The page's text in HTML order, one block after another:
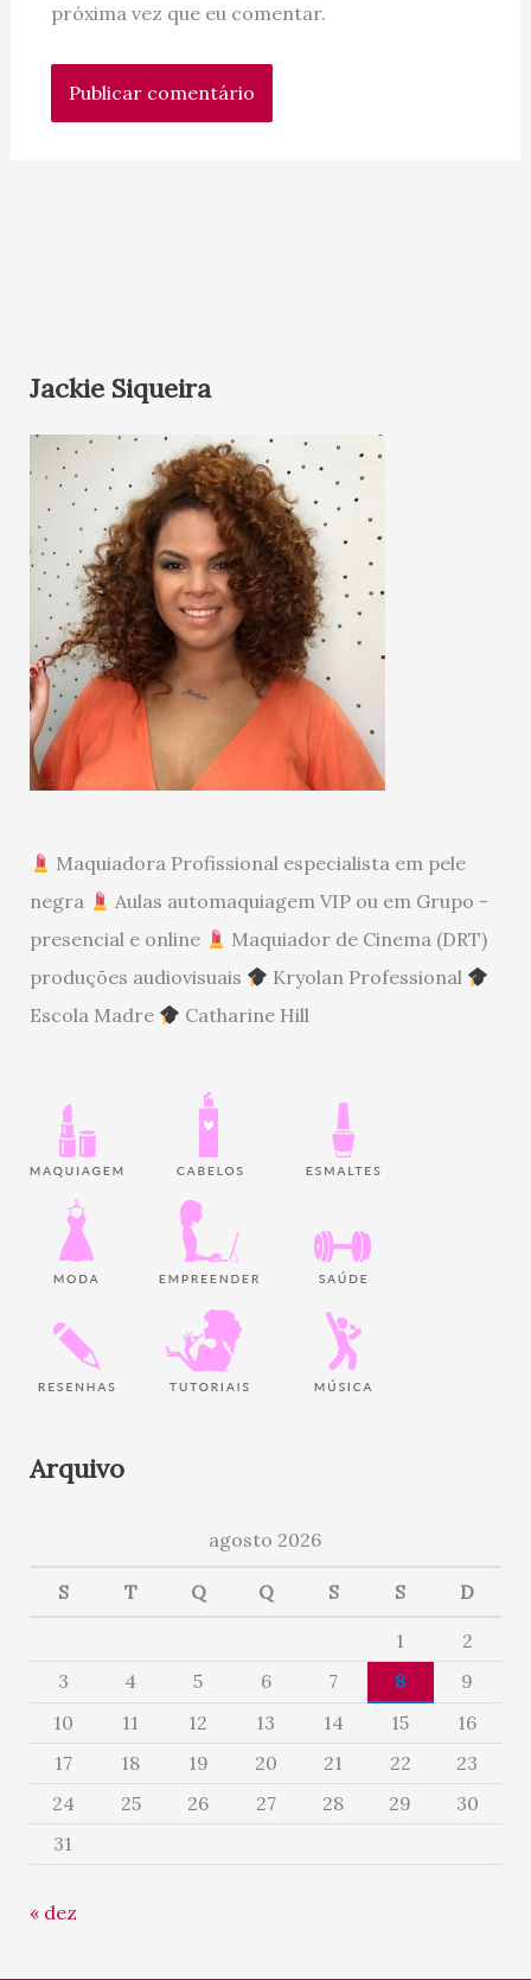
próxima vez que eu comentar.
Jackie Siqueira
Maquiadora Profissional especialista em pele
negra
Aulas automaquiagem VIP ou em Grupo -
presencial e online
Maquiador de Cinema (DRT)
produções audiovisuais
Kryolan Professional
Escola Madre
Catharine Hill
Arquivo
agosto 2026
S T Q Q S S D
1
2
3
4 5 6 7 8
9
10
11 12 13 14 15
16
17
18 19 20 21 22
23
24
25 26 27 28 29
30
31
« dez